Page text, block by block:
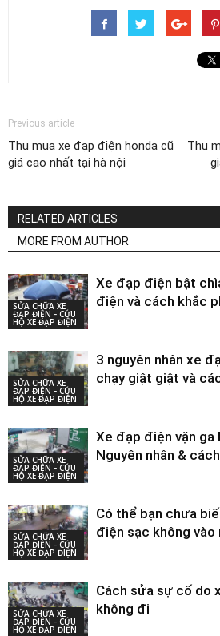
Previous article
Thu mua xe đạp điện honda cũ
giá cao nhất tại hà nội
Thu
RELATED ARTICLES
MORE FROM AUTHOR
SỬA CHỮA XE
ĐẠP ĐIỆN - CỨU
HỘ XE ĐẠP ĐIỆN
Xe đạp điện bật
điện và cách khắc
SỬA CHỮA XE
ĐẠP ĐIỆN - CỨU
HỘ XE ĐẠP ĐIỆN
3 nguyên nhân xe
chạy giật giật và
SỬA CHỮA XE
ĐẠP ĐIỆN - CỨU
HỘ XE ĐẠP ĐIỆN
Xe đạp điện vặn ga
Nguyên nhân &
SỬA CHỮA XE
ĐẠP ĐIỆN - CỨU
HỘ XE ĐẠP ĐIỆN
Có thể bạn chưa
điện sạc không vào
SỬA CHỮA XE
ĐẠP ĐIỆN - CỨU
HỘ XE ĐẠP ĐIỆN
Cách sửa sự cố do
không đi